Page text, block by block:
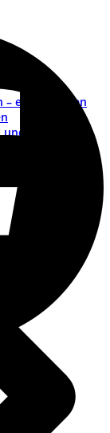
– ein Leitfaden
und Antworten
Maschinenbau